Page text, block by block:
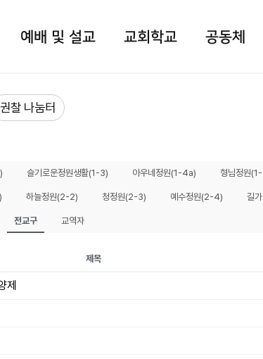
예배 및 설교 교회학교 공동체
권찰 나눔터
슬기로운정원생활(1-3) 아우네정원(1-4a) 형님정원
하늘정원(2-2) 청정원(2-3) 예수정원(2-4) 길
전교구 교역자
제목
제